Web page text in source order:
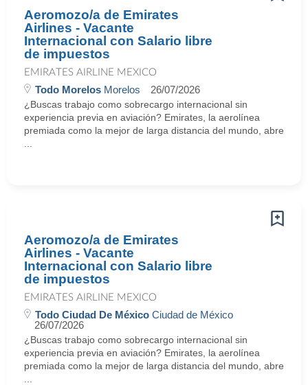
Aeromozo/a de Emirates
Airlines - Vacante
Internacional con Salario libre
de impuestos
EMIRATES AIRLINE MEXICO
Todo Morelos Morelos 26/07/2026
¿Buscas trabajo como sobrecargo internacional sin
experiencia previa en aviación? Emirates, la aerolínea
premiada como la mejor de larga distancia del mundo, abre
Aeromozo/a de Emirates
Airlines - Vacante
Internacional con Salario libre
de impuestos
EMIRATES AIRLINE MEXICO
Todo Ciudad De México Ciudad de México
26/07/2026
¿Buscas trabajo como sobrecargo internacional sin
experiencia previa en aviación? Emirates, la aerolínea
premiada como la mejor de larga distancia del mundo, abre